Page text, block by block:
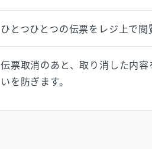
ひとつひとつの伝票をレジ上で閲
伝票取消のあと、取り消した内
いを防ぎます。